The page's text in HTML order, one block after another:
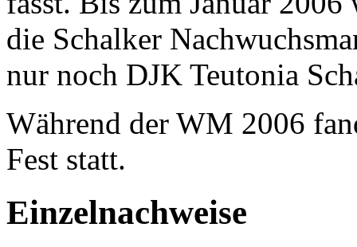
die Schalker
nur noch DJK Teutonia
Während der WM 2006
Fest statt.
Einzelnachweise